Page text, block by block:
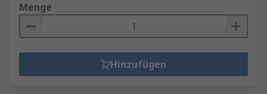
Menge
Hinzufügen